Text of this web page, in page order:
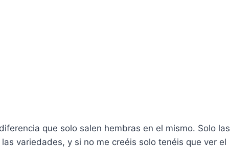
que solo salen hembras en el mismo. Solo las
variedades, y si no me creéis solo tenéis que ver el